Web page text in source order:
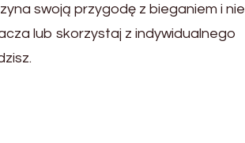
swoją przygodę z bieganiem i nie
lub skorzystaj z indywidualnego